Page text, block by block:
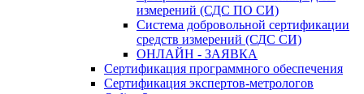
измерений (СДС ПО СИ)
Система добровольной сертификации
средств измерений (СДС СИ)
ОНЛАЙН - ЗАЯВКА
Сертификация программного обеспечения
Сертификация экспертов-метрологов